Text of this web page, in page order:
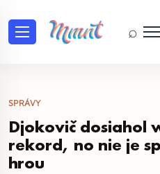
⌕
SPRÁVY
Djokovič dosiahol
rekord, no nie je
hrou